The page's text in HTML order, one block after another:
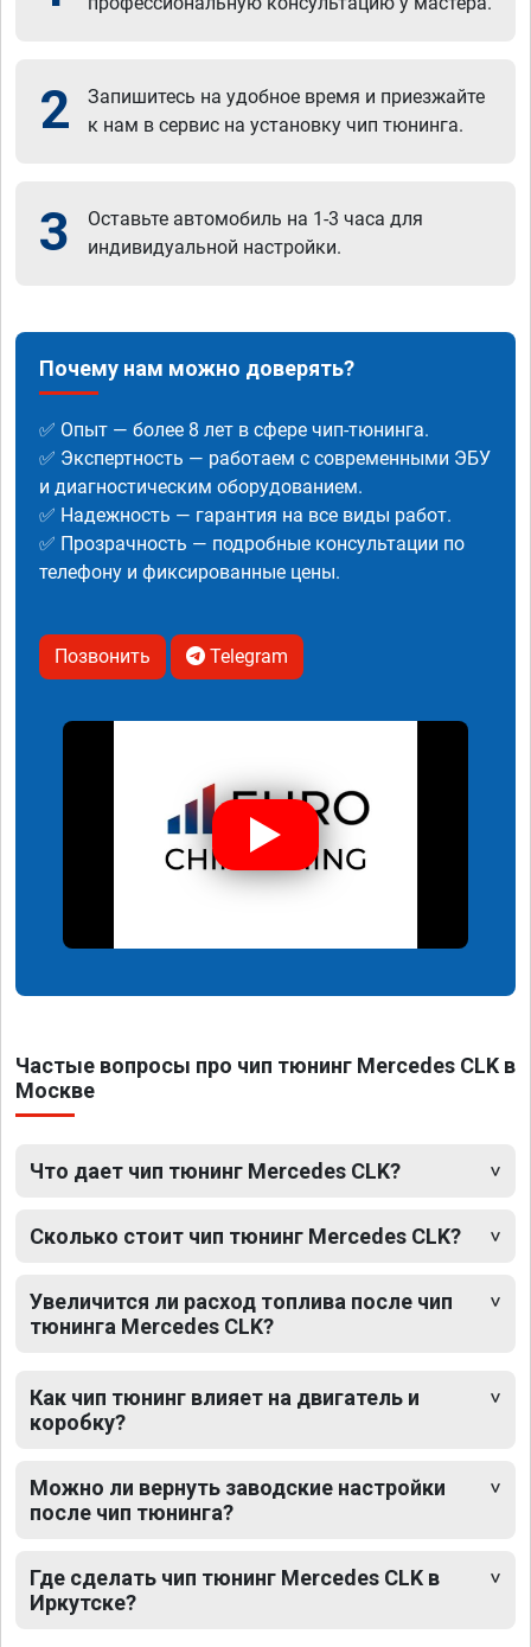
2
Запишитесь на удобное время и приезжайте
к нам в сервис на установку чип тюнинга.
3
Оставьте автомобиль на 1-3 часа для
индивидуальной настройки.
Почему нам можно доверять?
✅ Опыт — более 8 лет в сфере чип-тюнинга.
✅ Экспертность — работаем с современными ЭБУ
и диагностическим оборудованием.
✅ Надежность — гарантия на все виды работ.
✅ Прозрачность — подробные консультации по
телефону и фиксированные цены.
Позвонить Telegram
Частые вопросы про чип тюнинг Mercedes CLK в
Москве
Что дает чип тюнинг Mercedes CLK?
Сколько стоит чип тюнинг Mercedes CLK?
Увеличится ли расход топлива после чип
тюнинга Mercedes CLK?
Как чип тюнинг влияет на двигатель и
коробку?
Можно ли вернуть заводские настройки
после чип тюнинга?
Где сделать чип тюнинг Mercedes CLK в
Иркутске?